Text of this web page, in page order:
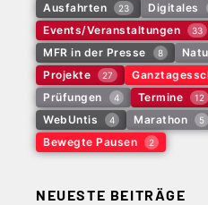
Ausfahrten 23 Digitales
Events/Veranstaltungen 33
MFR in der Presse 8
Projekte 27
Prüfungen 4 Termine 12
WebUntis 4 Marathon 5
Bewegte Pausen 2
NEUESTE BEITRÄGE